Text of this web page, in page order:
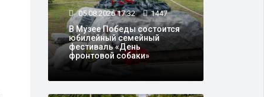
05.08.2026 17:32 1447
В Музее Победы состоится
юбилейный семейный
фестиваль «День
фронтовой собаки»